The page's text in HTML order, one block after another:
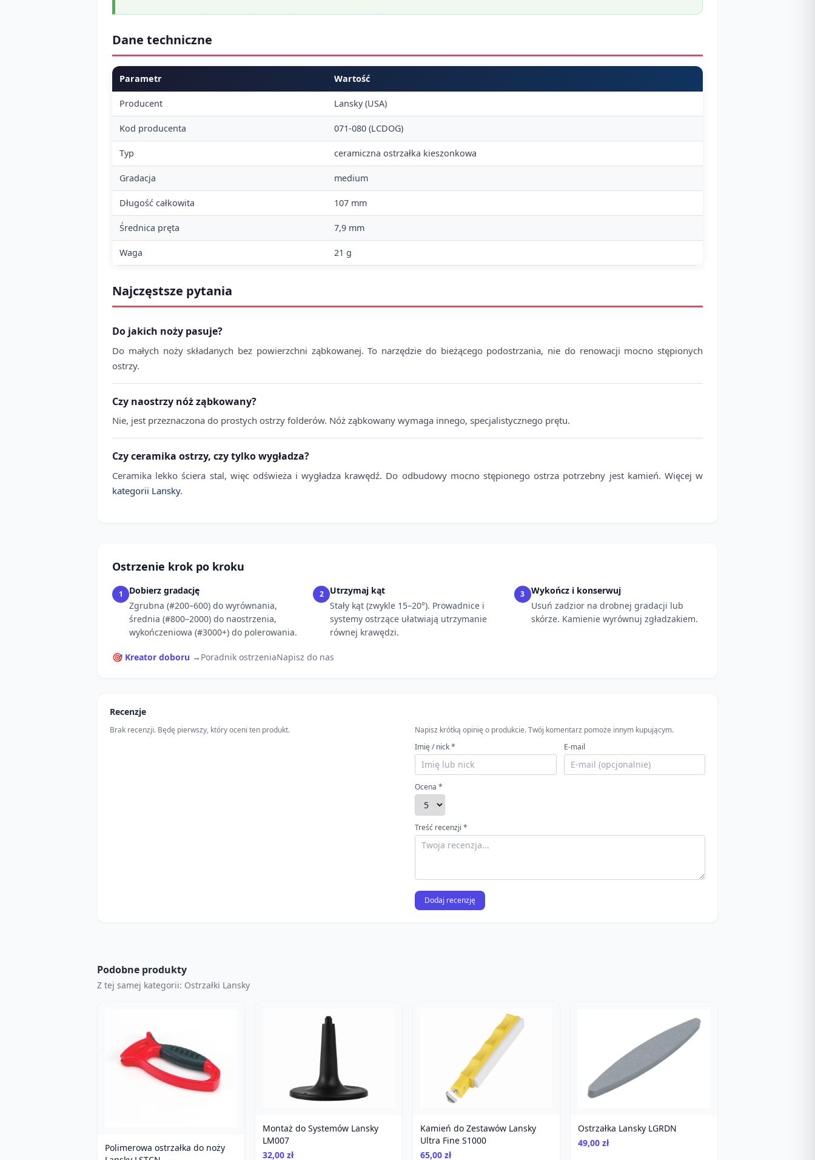
Dane techniczne
Parametr Wartość
Producent Lansky (USA)
Kod producenta 071-080 (LCDOG)
Typ ceramiczna ostrzałka kieszonkowa
Gradacja medium
Długość całkowita 107 mm
Średnica pręta 7,9 mm
Waga 21 g
Najczęstsze pytania
Do jakich noży pasuje?
Do małych noży składanych bez powierzchni ząbkowanej. To narzędzie do bieżącego podostrzania, nie do renowacji mocno stępionych
ostrzy.
Czy naostrzy nóż ząbkowany?
Nie, jest przeznaczona do prostych ostrzy folderów. Nóż ząbkowany wymaga innego, specjalistycznego prętu.
Czy ceramika ostrzy, czy tylko wygładza?
Ceramika lekko ściera stal, więc odświeża i wygładza krawędź. Do odbudowy mocno stępionego ostrza potrzebny jest kamień. Więcej w
kategorii Lansky.
Ostrzenie krok po kroku
1
Dobierz gradację
Zgrubna (#200–600) do wyrównania,
średnia (#800–2000) do naostrzenia,
wykończeniowa (#3000+) do polerowania.
2
Utrzymaj kąt
Stały kąt (zwykle 15–20°). Prowadnice i
systemy ostrzące ułatwiają utrzymanie
równej krawędzi.
3
Wykończ i konserwuj
Usuń zadzior na drobnej gradacji lub
skórze. Kamienie wyrównuj zgładzakiem.
🎯 Kreator doboru → Poradnik ostrzeniaNapisz do nas
Recenzje
Brak recenzji. Będę pierwszy, który oceni ten produkt.
Napisz krótką opinię o produkcie. Twój komentarz pomoże innym kupującym.
Imię / nick *
E-mail
Ocena *
Treść recenzji *
Dodaj recenzję
Podobne produkty
Z tej samej kategorii: Ostrzałki Lansky
Polimerowa ostrzałka do noży
Montaż do Systemów Lansky
LM007
32,00 zł
Kamień do Zestawów Lansky
Ultra Fine S1000
65,00 zł
Ostrzałka Lansky LGRDN
49,00 zł